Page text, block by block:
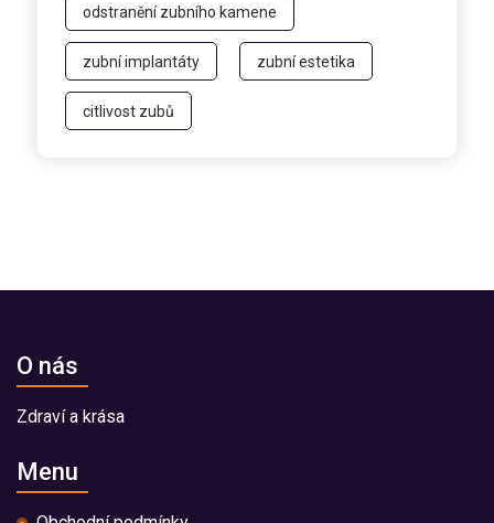
odstranění zubního kamene
zubní implantáty zubní estetika
citlivost zubů
O nás
Zdraví a krása
Menu